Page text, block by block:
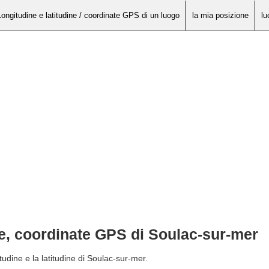
e latitudine / coordinate GPS di un luogo la mia posizione
coordinate GPS di Soulac-sur-mer
e la latitudine di Soulac-sur-mer.